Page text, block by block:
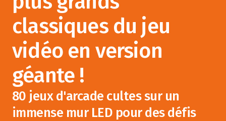
classiques du jeu
vidéo en version
géante !
80 jeux d'arcade cultes sur un
immense mur LED pour des défis